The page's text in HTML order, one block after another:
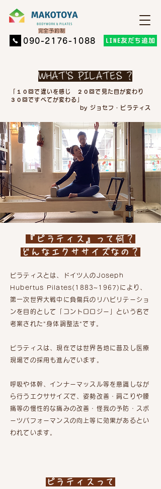
​完全予約制
​090-2176-1088 LINE友だち追加
WHAT'S PILATES ?
「１０回で違いを感じ ２０回で見た目が変わり
３０回ですべてが変わる」
​by ジョセフ・ピラティス
『ピラティス』って何？
​どんなエクササイズなの？
ピラティスとは、ドイツ人のJoseph
Hubertus Pilates(1883~1967)により、
第一次世界大戦中に負傷兵のリハビリテーショ
ンを目的として「コントロロジー」という名で
考案された"身体調整法"です。
ピラティスは、現在では世界各地に普及し医療
現場での採用も進んでいます。
呼吸や体幹、インナーマッスル等を意識しなが
ら行うエクササイズで、姿勢改善・肩こりや腰
痛等の慢性的な痛みの改善・怪我の予防・スポ
ーツパフォーマンスの向上等に効果があるとい
われています。
ピラティスって